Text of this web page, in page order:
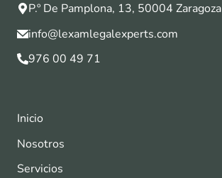
P.º De Pamplona, 13, 50004 Zaragoza
info@lexamlegalexperts.com
976 00 49 71
Inicio
Nosotros
Servicios